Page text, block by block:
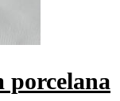
porcelana